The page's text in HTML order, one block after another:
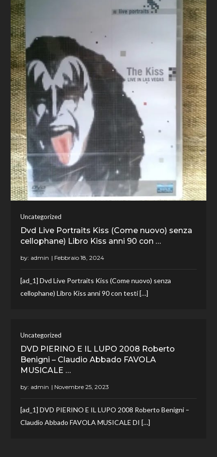
Uncategorized
Dvd Live Portraits Kiss (Come nuovo) senza
cellophane) Libro Kiss anni 90 con …
by: admin
[ad_1] Dvd Live Portraits Kiss (Come nuovo) senza
cellophane) Libro Kiss anni 90 con testi […]
Uncategorized
DVD PIERINO E IL LUPO 2008 Roberto
Benigni – Claudio Abbado FAVOLA
MUSICALE …
by: admin
[ad_1] DVD PIERINO E IL LUPO 2008 Roberto Benigni –
Claudio Abbado FAVOLA MUSICALE DI […]